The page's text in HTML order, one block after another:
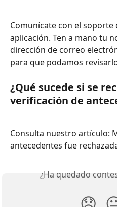
Comunícate con el soporte
aplicación. Ten a mano tu
dirección de correo
para que podamos
¿Qué sucede si se
verificación de
Consulta nuestro artículo:
antecedentes fue
¿Ha quedado